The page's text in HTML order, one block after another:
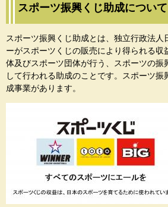
スポーツ振興くじ助成について
スポーツ振興くじ助成とは、独立行政法人
ーがスポーツくじの販売により得られる収
体及びスポーツ団体が行う、スポーツの振
して行われる助成のことです。スポーツ振
成事業があります。